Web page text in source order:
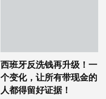
西班牙反洗钱再升级！一
个变化，让所有带现金的
人都得留好证据！